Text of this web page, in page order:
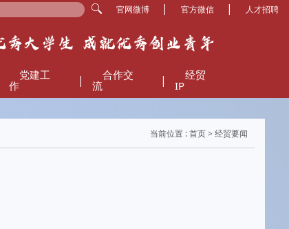
党建工
作
|
合作交
流
|
经贸
IP
官网微博 | 官方微信 | 人才招聘
当前位置 :首页> 经贸要闻